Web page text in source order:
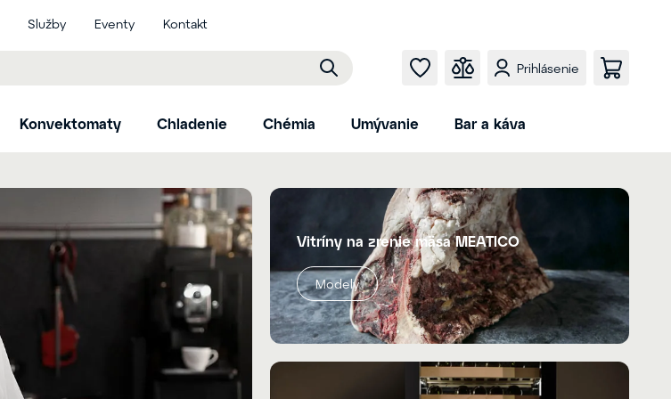
Služby Eventy Kontakt
Prihlásenie
Konvektomaty Chladenie Chémia Umývanie Bar a káva
Vitríny na zrenie mäsa MEATICO
Modely